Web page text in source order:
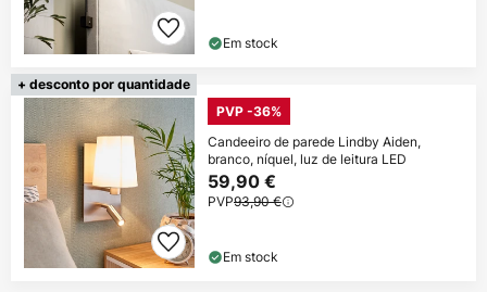
Em stock
+ desconto por quantidade
PVP -36%
Candeeiro de parede Lindby Aiden,
branco, níquel, luz de leitura LED
59,90 €
PVP93,90 €
Em stock